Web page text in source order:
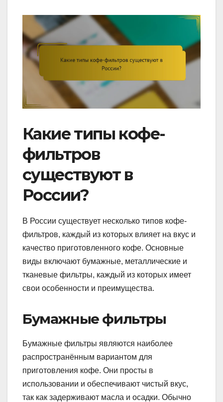
Какие типы кофе-
фильтров
существуют в
России?
В России существует несколько типов кофе-
фильтров, каждый из которых влияет на вкус и
качество приготовленного кофе. Основные
виды включают бумажные, металлические и
тканевые фильтры, каждый из которых имеет
свои особенности и преимущества.
Бумажные фильтры
Бумажные фильтры являются наиболее
распространённым вариантом для
приготовления кофе. Они просты в
использовании и обеспечивают чистый вкус,
так как задерживают масла и осадки. Обычно